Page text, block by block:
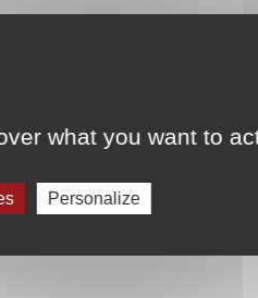
what you want to
Personalize